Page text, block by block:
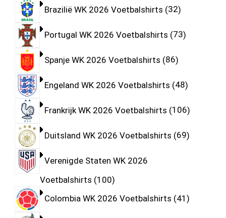
Brazilië WK 2026 Voetbalshirts 32
Portugal WK 2026 Voetbalshirts 73
Spanje WK 2026 Voetbalshirts 86
Engeland WK 2026 Voetbalshirts 48
Frankrijk WK 2026 Voetbalshirts 106
Duitsland WK 2026 Voetbalshirts 69
Verenigde Staten WK 2026
Voetbalshirts 100
Colombia WK 2026 Voetbalshirts 41